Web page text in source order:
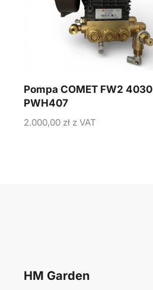
Pompa COMET FW2 4030
PWH407
2.000,00 zł z VAT
HM Garden